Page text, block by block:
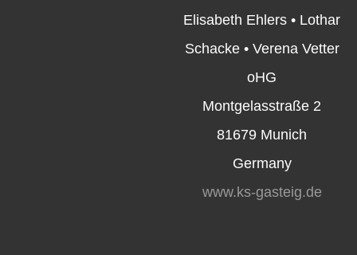
Elisabeth Ehlers • Lothar
Schacke • Verena Vetter
oHG
Montgelasstraße 2
81679 Munich
Germany
www.ks-gasteig.de